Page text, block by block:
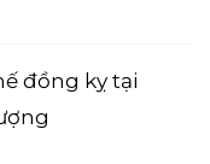
đồng kỵ tại